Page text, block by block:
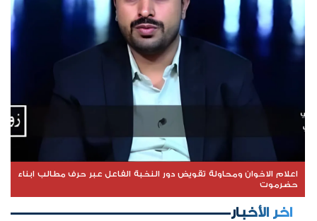
اعلام الاخوان ومحاولة تقويض دور النخبة الفاعل عبر حرف مطالب ابناء
حضرموت
اخر الأخبار